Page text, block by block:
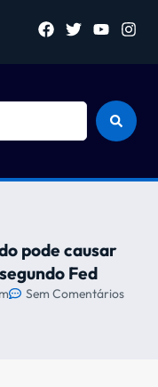
pode causar
Fed
Sem Comentários